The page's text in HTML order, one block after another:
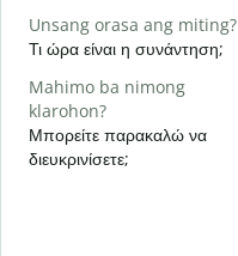
Unsang orasa ang miting?
Τι ώρα είναι η συνάντηση;
Mahimo ba nimong
klarohon?
Μπορείτε παρακαλώ να
διευκρινίσετε;